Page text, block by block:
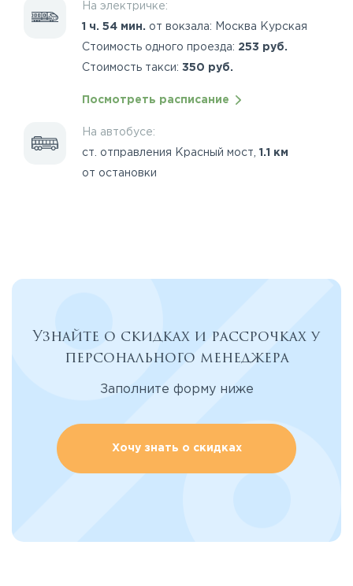
На электричке:
1 ч. 54 мин. от вокзала: Москва Курская
Стоимость одного проезда: 253 руб.
Стоимость такси: 350 руб.
Посмотреть расписание
На автобусе:
ст. отправления Красный мост, 1.1 км
от остановки
Узнайте о скидках и рассрочках у
персонального менеджера
Заполните форму ниже
Хочу знать о скидках